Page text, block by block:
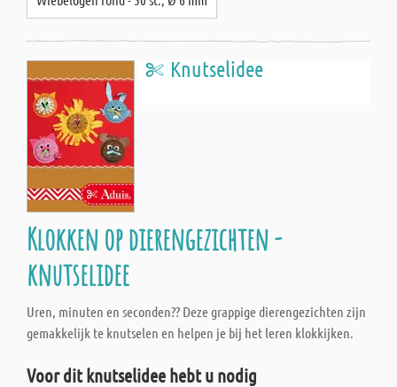
Knutselidee
Klokken op dierengezichten -
knutselidee
Uren, minuten en seconden?? Deze grappige dierengezichten zijn
gemakkelijk te knutselen en helpen je bij het leren klokkijken.
Voor dit knutselidee hebt u nodig